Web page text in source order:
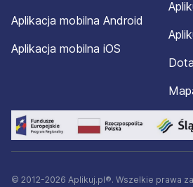
Aplikacja mobilna Android
Aplikacja mobilna iOS
© 2012-2026 Aplikuj.pl®. Wszelkie prawa